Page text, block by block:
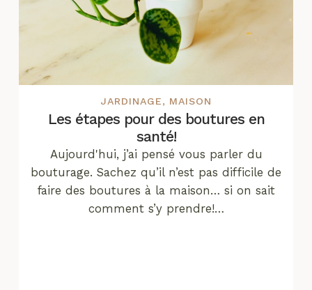
JARDINAGE, MAISON
Les étapes pour des boutures en
santé!
Aujourd'hui, j’ai pensé vous parler du
bouturage. Sachez qu’il n’est pas difficile de
faire des boutures à la maison… si on sait
comment s’y prendre!…